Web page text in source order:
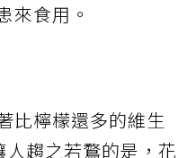
來食用。
比檸檬還多的維生
趨之若鶩的是，花